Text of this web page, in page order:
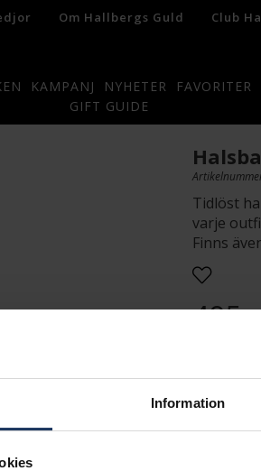
Information
Om Hallbergs Guld Club
KAMPANJ NYHETER FAVORITER
GIFT GUIDE
Tidlöst
varje
Finns
495:-